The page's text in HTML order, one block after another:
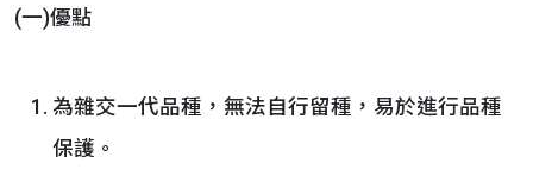
(一)優點
為雜交一代品種，無法自行留種，易於進行品種
保護。